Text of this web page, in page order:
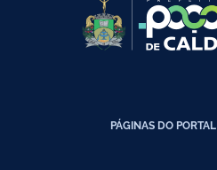
PÁGINAS DO PORTAL